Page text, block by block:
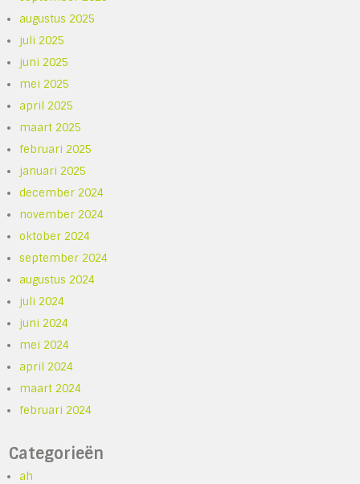
augustus 2025
juli 2025
juni 2025
mei 2025
april 2025
maart 2025
februari 2025
januari 2025
december 2024
november 2024
oktober 2024
september 2024
augustus 2024
juli 2024
juni 2024
mei 2024
april 2024
maart 2024
februari 2024
Categorieën
ah